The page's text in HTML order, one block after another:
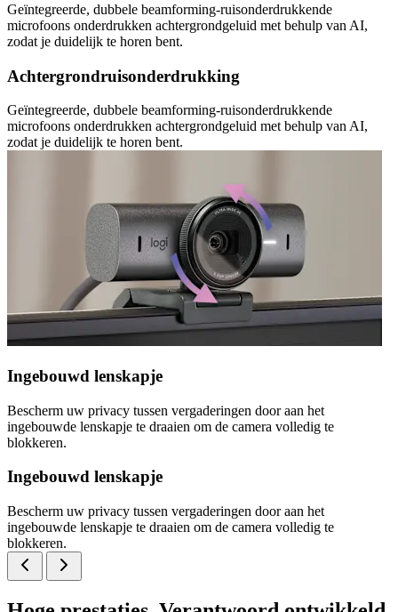
Geïntegreerde, dubbele beamforming-ruisonderdrukkende
microfoons onderdrukken achtergrondgeluid met behulp van AI,
zodat je duidelijk te horen bent.
Achtergrondruisonderdrukking
Geïntegreerde, dubbele beamforming-ruisonderdrukkende
microfoons onderdrukken achtergrondgeluid met behulp van AI,
zodat je duidelijk te horen bent.
Ingebouwd lenskapje
Bescherm uw privacy tussen vergaderingen door aan het
ingebouwde lenskapje te draaien om de camera volledig te
blokkeren.
Ingebouwd lenskapje
Bescherm uw privacy tussen vergaderingen door aan het
ingebouwde lenskapje te draaien om de camera volledig te
blokkeren.